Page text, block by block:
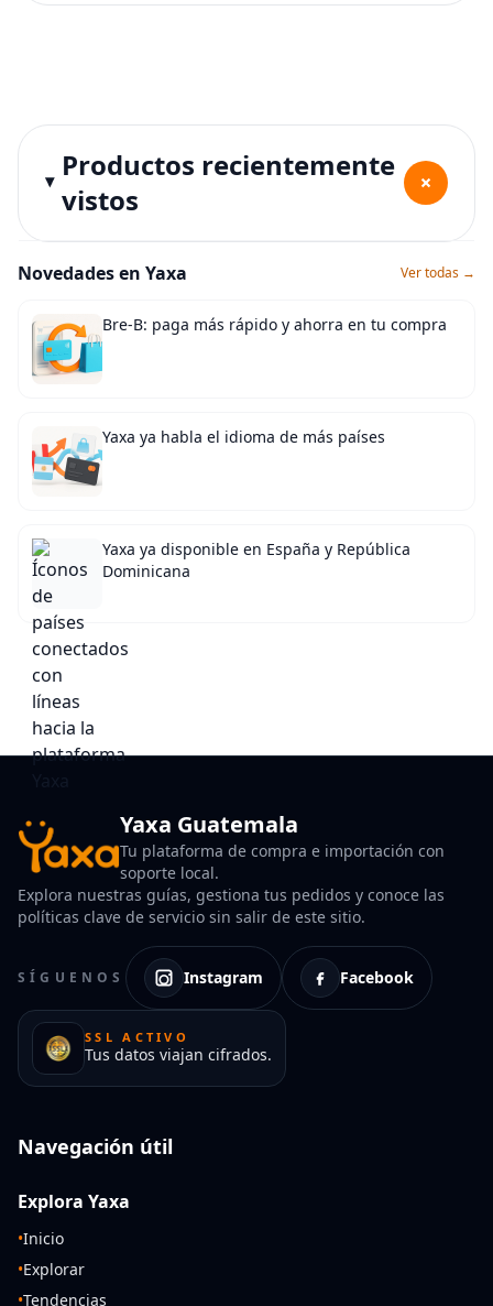
Productos recientemente
vistos
+
Novedades en Yaxa Ver todas →
Bre-B: paga más rápido y ahorra en tu compra
Yaxa ya habla el idioma de más países
Yaxa ya disponible en España y República
Dominicana
Yaxa Guatemala
Tu plataforma de compra e importación con
soporte local.
Explora nuestras guías, gestiona tus pedidos y conoce las
políticas clave de servicio sin salir de este sitio.
SÍGUENOS Instagram Facebook
SSL ACTIVO
Tus datos viajan cifrados.
Navegación útil
Explora Yaxa
•Inicio
•Explorar
•Tendencias